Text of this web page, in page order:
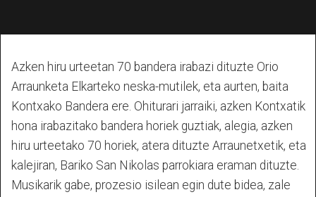
Azken hiru urteetan 70 bandera irabazi dituzte Orio
Arraunketa Elkarteko neska-mutilek, eta aurten, baita
Kontxako Bandera ere. Ohiturari jarraiki, azken Kontxatik
hona irabazitako bandera horiek guztiak, alegia, azken
hiru urteetako 70 horiek, atera dituzte Arraunetxetik, eta
kalejiran, Bariko San Nikolas parrokiara eraman dituzte.
Musikarik gabe, prozesio isilean egin dute bidea, zale